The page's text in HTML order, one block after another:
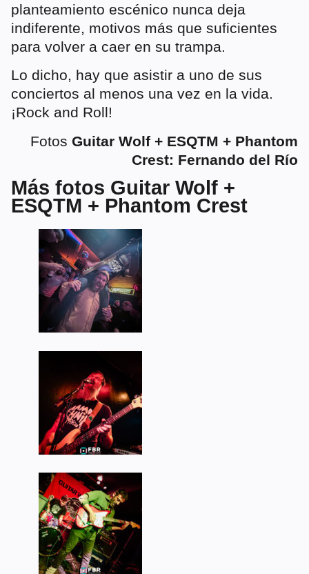
planteamiento escénico nunca deja
indiferente, motivos más que suficientes
para volver a caer en su trampa.
Lo dicho, hay que asistir a uno de sus
conciertos al menos una vez en la vida.
¡Rock and Roll!
Fotos Guitar Wolf + ESQTM + Phantom
Crest: Fernando del Río
Más fotos Guitar Wolf +
ESQTM + Phantom Crest